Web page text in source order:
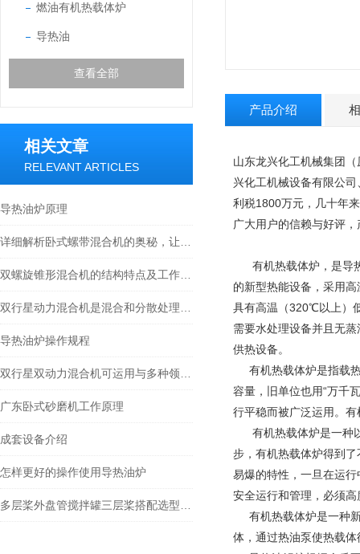
燃油有机热载体炉
导热油
查看全部
相关文章
RELEVANT ARTICLES
导热油炉原理
导热油炉操作规程
广东卧式砂磨机工作原理
成套设备介绍
怎样更好的操作使用导热油炉
产品介绍
山东龙兴化工机械集团
兴化工机械设备有限公
利税1800万元，几十年
广大用户的信赖与好评
有机热载体炉，是导热
的新型热能设备，采用
具有高温（320℃以上）
需要水处理设备并且无
供热设备。
有机热载体炉是指载热
容量，旧单位也用“万千
行平稳而被广泛运用。
有机热载体炉是一种以
步，有机热载体炉得到
易爆的特性，一旦在运
安全运行和管理，必须高
有机热载体炉是一种新
体，通过热油泵使热载